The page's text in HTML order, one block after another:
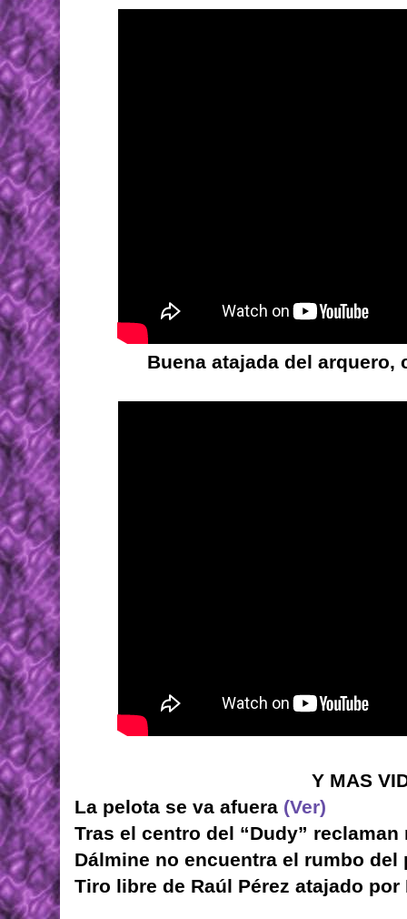
Buena atajada del arquero,
Y MAS
La pelota se va afuera (Ver)
Tras el centro del “Dudy”
Dálmine no encuentra el rumbo
Tiro libre de Raúl Pérez atajado